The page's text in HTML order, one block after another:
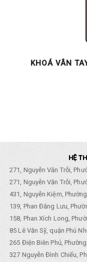
KHOÁ VÂN
HỆ
271, Nguyễn Văn Trỗi,
271, Nguyễn Văn Trỗi,
431, Nguyễn Kiệm,
139, Phan Đăng Lưu,
158, Phan Xích Long,
85 Lê Văn Sỹ, quận Phú
265 Điện Biên Phủ,
327 Nguyễn Đình Chiểu,